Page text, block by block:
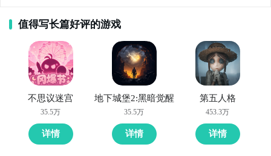
搜索到急速滚球安卓版专区啦，一边下载最新安卓版，
出安装提示，如果有安全软件阻止切记点击允许安装。
待安装完毕之后，就可以在手机上玩急速滚球了。
二、电脑下载
​1、玩家可以在九游官网搜索急速滚球，点击进入游戏专
区。在急速滚球专区首页的右上角，就可以找到最新安
卓下载地址啦。点击安卓版下载，就可以将急速滚球的
值得写长篇好评的游戏
不思议迷宫
35.5万
详情
地下城堡2:黑暗觉醒
35.5万
详情
第五人格
453.3万
详情